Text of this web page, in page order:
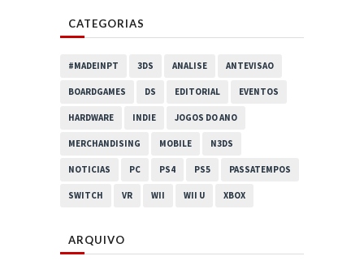
CATEGORIAS
#MADEINPT 3DS ANALISE ANTEVISAO
BOARDGAMES DS EDITORIAL EVENTOS
HARDWARE INDIE JOGOS DO ANO
MERCHANDISING MOBILE N3DS
NOTICIAS PC PS4 PS5 PASSATEMPOS
SWITCH VR WII WII U XBOX
ARQUIVO